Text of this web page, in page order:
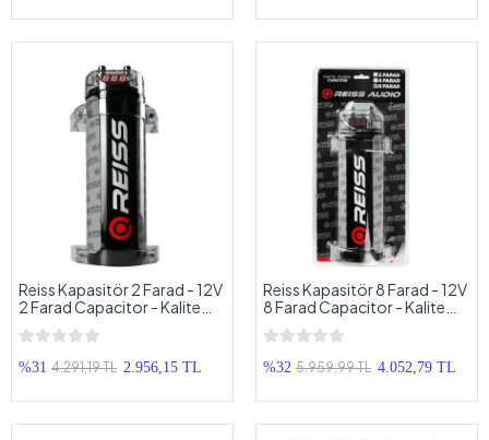
Reiss Kapasitör 2 Farad - 12V
2 Farad Capacitor - Kalite
Arayanlara
%31 4.291,19 TL 2.956,15 TL
Reiss Kapasitör 8 Farad - 12V
8 Farad Capacitor - Kalite
Arayanlara
%32 5.959,99 TL 4.052,79 TL